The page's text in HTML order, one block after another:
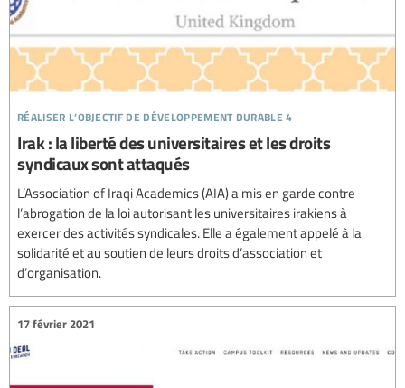
réaliser l’objectif de développement durable 4
Irak : la liberté des universitaires et les droits
syndicaux sont attaqués
L’Association of Iraqi Academics (AIA) a mis en garde contre
l’abrogation de la loi autorisant les universitaires irakiens à
exercer des activités syndicales. Elle a également appelé à la
solidarité et au soutien de leurs droits d’association et
d’organisation.
17 février 2021